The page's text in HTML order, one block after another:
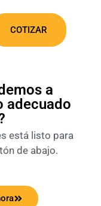
COTIZAR
a
adecuado
está listo para
de abajo.